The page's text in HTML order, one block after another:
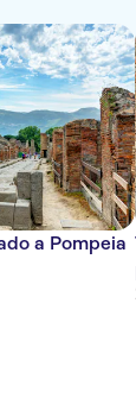
Capri
a Pompeia